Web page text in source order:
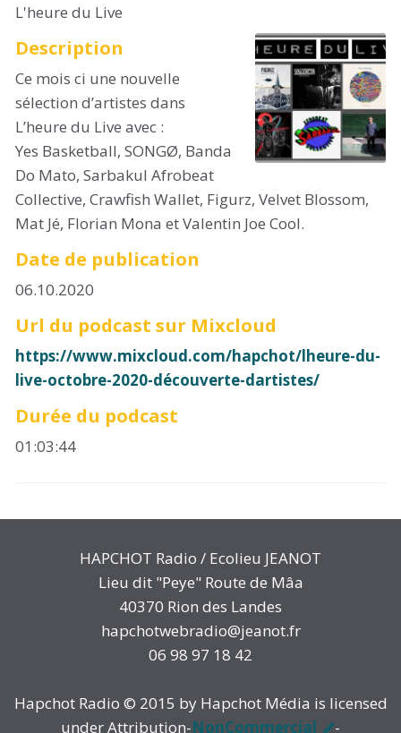
L'heure du Live
Description
Ce mois ci une nouvelle
sélection d’artistes dans
L’heure du Live avec :
Yes Basketball, SONGØ, Banda
Do Mato, Sarbakul Afrobeat
Collective, Crawfish Wallet, Figurz, Velvet Blossom,
Mat Jé, Florian Mona et Valentin Joe Cool.
Date de publication
06.10.2020
Url du podcast sur Mixcloud
https://www.mixcloud.com/hapchot/lheure-du-
live-octobre-2020-découverte-dartistes/
Durée du podcast
01:03:44
HAPCHOT Radio / Ecolieu JEANOT
Lieu dit "Peye" Route de Mâa
40370 Rion des Landes
hapchotwebradio@jeanot.fr
06 98 97 18 42
Hapchot Radio © 2015 by Hapchot Média is licensed
under Attribution-NonCommercial -